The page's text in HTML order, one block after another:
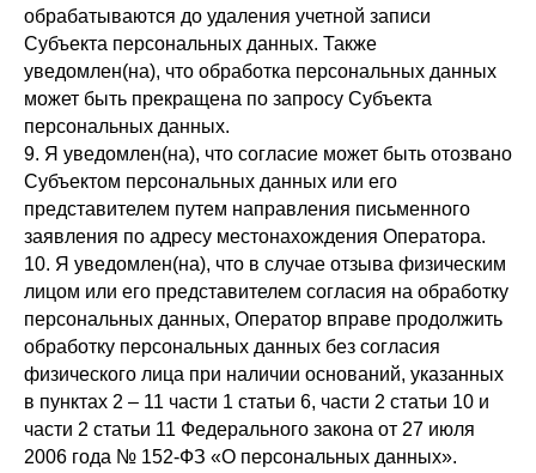
обрабатываются до удаления учетной записи
Субъекта персональных данных. Также
уведомлен(на), что обработка персональных данных
может быть прекращена по запросу Субъекта
персональных данных.
9. Я уведомлен(на), что согласие может быть отозвано
Субъектом персональных данных или его
представителем путем направления письменного
заявления по адресу местонахождения Оператора.
10. Я уведомлен(на), что в случае отзыва физическим
лицом или его представителем согласия на обработку
персональных данных, Оператор вправе продолжить
обработку персональных данных без согласия
физического лица при наличии оснований, указанных
в пунктах 2 – 11 части 1 статьи 6, части 2 статьи 10 и
части 2 статьи 11 Федерального закона от 27 июля
2006 года № 152-ФЗ «О персональных данных».